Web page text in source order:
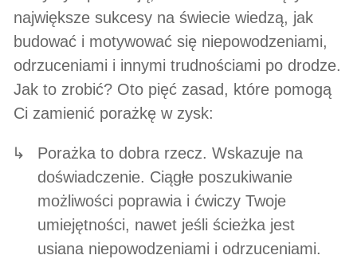
największe sukcesy na świecie wiedzą, jak
budować i motywować się niepowodzeniami,
odrzuceniami i innymi trudnościami po drodze.
Jak to zrobić? Oto pięć zasad, które pomogą
Ci zamienić porażkę w zysk:
Porażka to dobra rzecz. Wskazuje na
doświadczenie. Ciągłe poszukiwanie
możliwości poprawia i ćwiczy Twoje
umiejętności, nawet jeśli ścieżka jest
usiana niepowodzeniami i odrzuceniami.